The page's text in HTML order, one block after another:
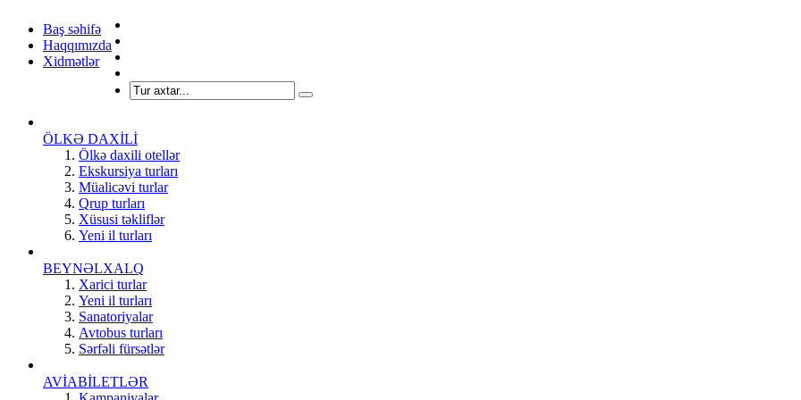
Baş səhifə
Haqqımızda
Xidmətlər
ÖLKƏ DAXİLİ
Ölkə daxili otellər
Ekskursiya turları
Müalicəvi turlar
Qrup turları
Xüsusi təkliflər
Yeni il turları
BEYNƏLXALQ
Xarici turlar
Yeni il turları
Sanatoriyalar
Avtobus turları
Sərfəli fürsətlər
AVİABİLETLƏR